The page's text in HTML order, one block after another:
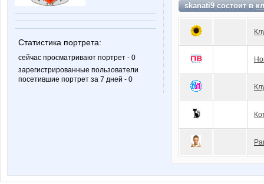
Статистика портрета:
сейчас просматривают портрет - 0
зарегистрированные пользователи
посетившие портрет за 7 дней - 0
skanati9 состоит в